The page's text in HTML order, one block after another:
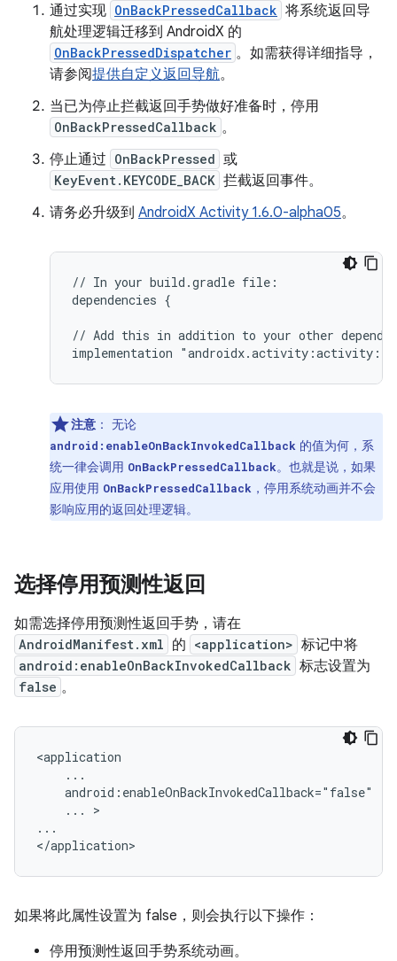
通过实现 OnBackPressedCallback 将系统返回导
航处理逻辑迁移到 AndroidX 的
OnBackPressedDispatcher 。如需获得详细指导，
请参阅提供自定义返回导航。
当已为停止拦截返回手势做好准备时，停用
OnBackPressedCallback 。
停止通过 OnBackPressed 或
KeyEvent.KEYCODE_BACK 拦截返回事件。
请务必升级到 AndroidX Activity 1.6.0-alpha05。
// In your build.gradle file:
dependencies {
// Add this in addition to your other
implementation
注意 ： 无论
android:enableOnBackInvokedCallback 的值为何，系
统一律会调用 OnBackPressedCallback。也就是说，如果
应用使用 OnBackPressedCallback ，停用系统动画并不会
影响应用的返回处理逻辑。
选择停用预测性返回
如需选择停用预测性返回手势，请在
AndroidManifest.xml 的 <application> 标记中将
android:enableOnBackInvokedCallback 标志设置为
false 。
<application
    ...
    android:enableOnBackInvokedCallback="false"
    ... >
...
如果将此属性设置为 false，则会执行以下操作：
停用预测性返回手势系统动画。